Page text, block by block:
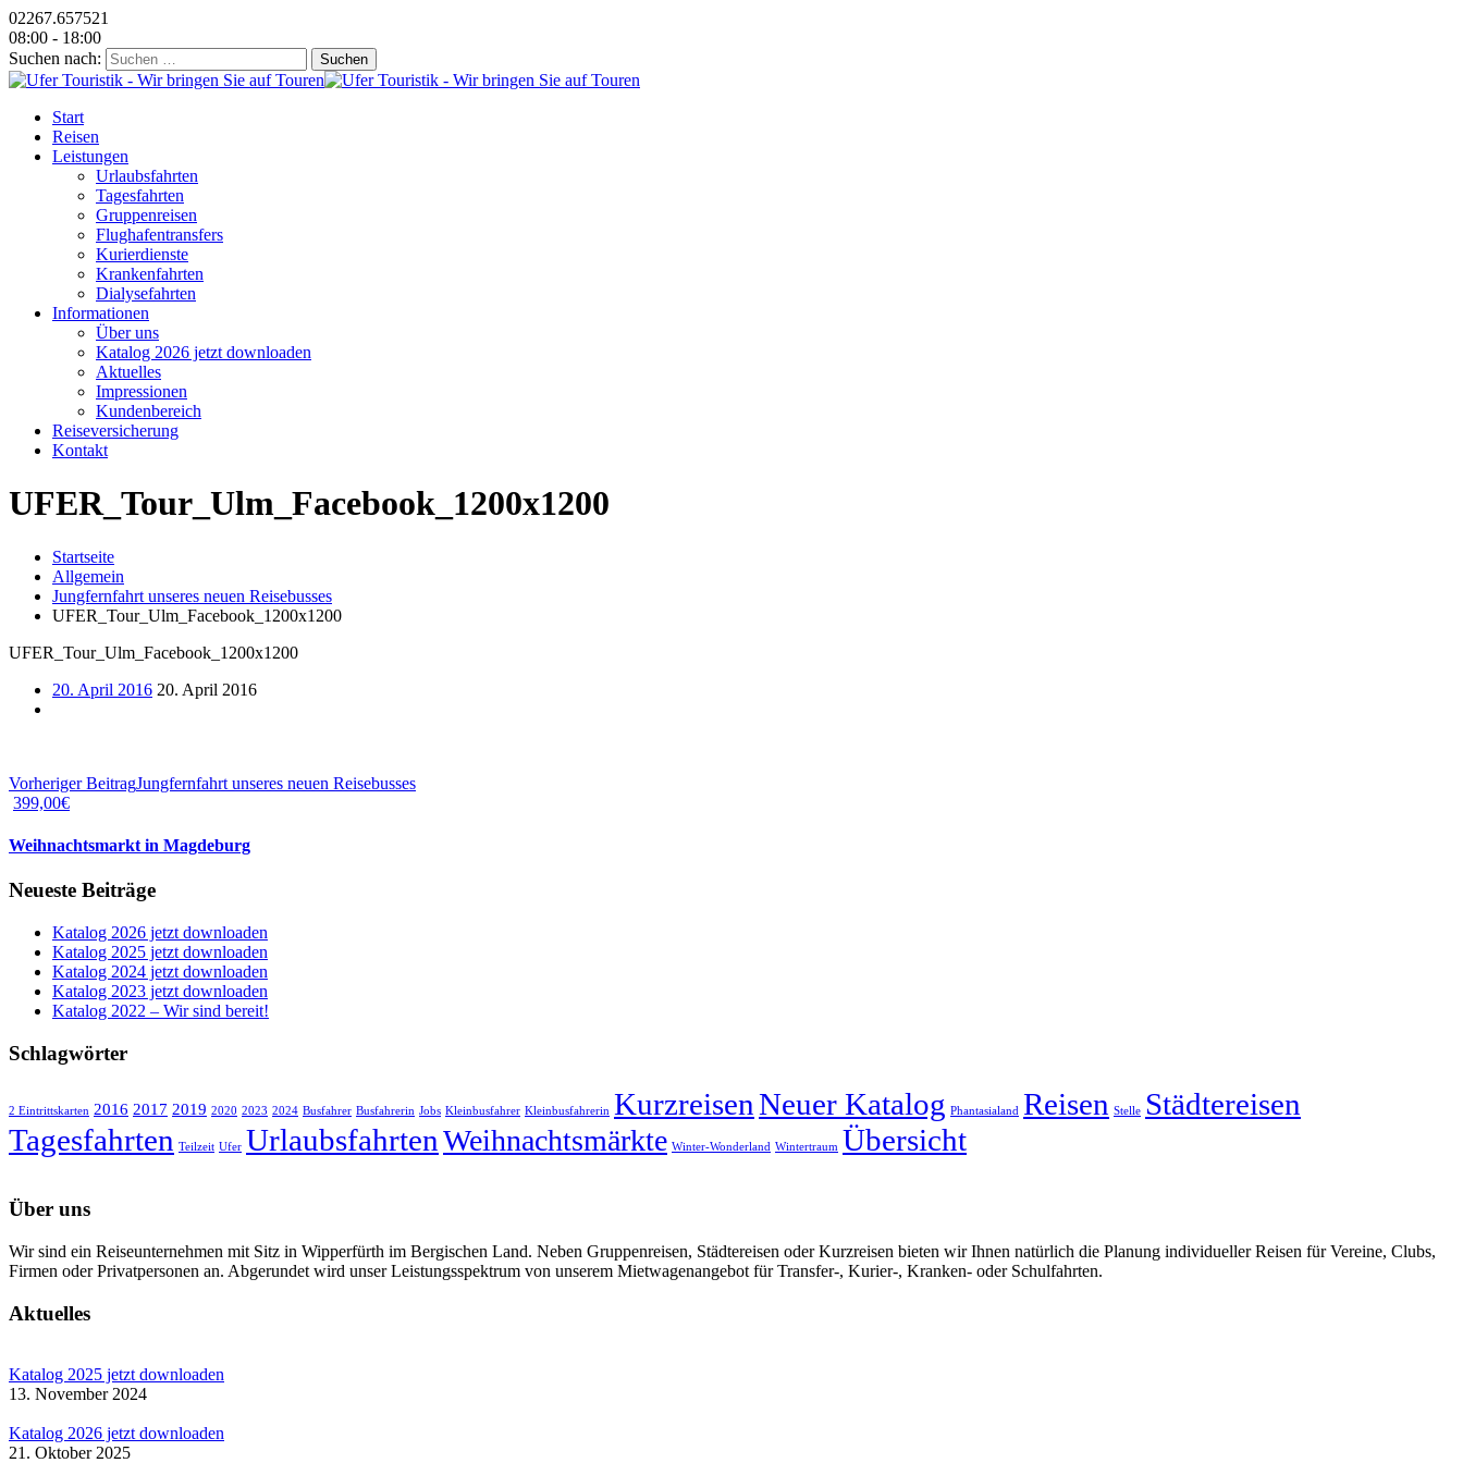
02267.657521
08:00 - 18:00
Suchen nach:
Start
Reisen
Leistungen
Urlaubsfahrten
Tagesfahrten
Gruppenreisen
Flughafentransfers
Kurierdienste
Krankenfahrten
Dialysefahrten
Informationen
Über uns
Katalog 2026 jetzt downloaden
Aktuelles
Impressionen
Kundenbereich
Reiseversicherung
Kontakt
UFER_Tour_Ulm_Facebook_1200x1200
Startseite
Allgemein
Jungfernfahrt unseres neuen Reisebusses
UFER_Tour_Ulm_Facebook_1200x1200
UFER_Tour_Ulm_Facebook_1200x1200
20. April 2016 20. April 2016
Vorheriger BeitragJungfernfahrt unseres neuen Reisebusses
399,00€
Weihnachtsmarkt in Magdeburg
Neueste Beiträge
Katalog 2026 jetzt downloaden
Katalog 2025 jetzt downloaden
Katalog 2024 jetzt downloaden
Katalog 2023 jetzt downloaden
Katalog 2022 – Wir sind bereit!
Schlagwörter
2 Eintrittskarten 2016 2017 2019 2020 2023 2024 Busfahrer Busfahrerin Jobs Kleinbusfahrer Kleinbusfahrerin KurzreisenNeuer Katalog Phantasialand Reisen Stelle Städtereisen
Tagesfahrten Teilzeit Ufer UrlaubsfahrtenWeihnachtsmärkte Winter-Wonderland Wintertraum Übersicht
Über uns
Wir sind ein Reiseunternehmen mit Sitz in Wipperfürth im Bergischen Land. Neben Gruppenreisen, Städtereisen oder Kurzreisen bieten wir Ihnen natürlich die Planung individueller Reisen für Vereine, Clubs,
Firmen oder Privatpersonen an. Abgerundet wird unser Leistungsspektrum von unserem Mietwagenangebot für Transfer-, Kurier-, Kranken- oder Schulfahrten.
Aktuelles
Katalog 2025 jetzt downloaden
13. November 2024
Katalog 2026 jetzt downloaden
21. Oktober 2025